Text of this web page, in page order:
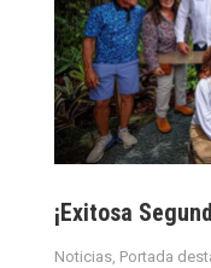
¡Exitosa
Noticias Portada